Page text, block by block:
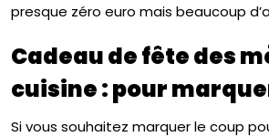
presque zéro euro mais beaucoup
Cadeau de fête des
cuisine : pour
Si vous souhaitez marquer le coup